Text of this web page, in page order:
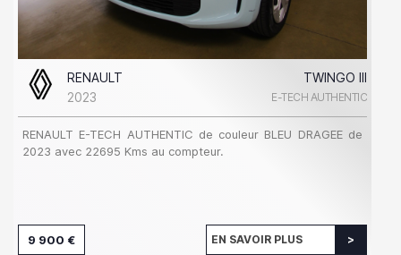
RENAULT
TWINGO III
2023
E-TECH AUTHENTIC
RENAULT E-TECH AUTHENTIC de couleur BLEU DRAGEE de
2023 avec 22695 Kms au compteur.
9 900 € EN SAVOIR PLUS